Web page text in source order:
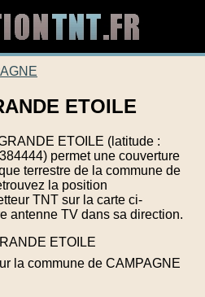
ETOILE
ETOILE (latitude :
permet une couverture
terrestre de la commune de
la position
TNT sur la carte ci-
antenne TV dans sa direction.
ETOILE
la commune de CAMPAGNE